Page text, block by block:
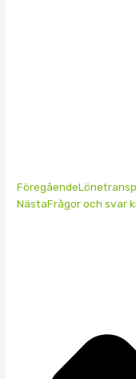
Föregående
NästaFrågor och svar